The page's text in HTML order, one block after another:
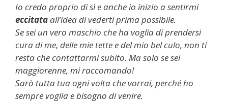
Io credo proprio di sì e anche io inizio a sentirmi
eccitataall’idea di vederti prima possibile.
Se sei un vero maschio che ha voglia di prendersi
cura di me, delle mie tette e del mio bel culo, non ti
resta che contattarmi subito. Ma solo se sei
maggiorenne, mi raccomando!
Sarò tutta tua ogni volta che vorrai, perché ho
sempre voglia e bisogno di venire.